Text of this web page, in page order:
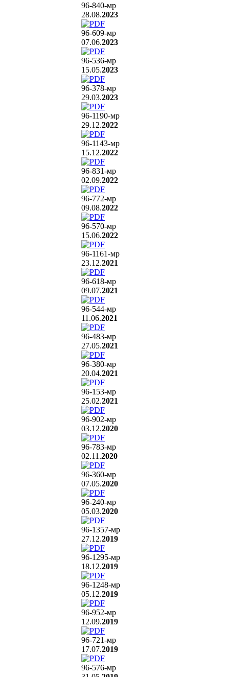
96-840-мр
28.08.2023
96-609-мр
07.06.2023
96-536-мр
15.05.2023
96-378-мр
29.03.2023
96-1190-мр
29.12.2022
96-1143-мр
15.12.2022
96-831-мр
02.09.2022
96-772-мр
09.08.2022
96-570-мр
15.06.2022
96-1161-мр
23.12.2021
96-618-мр
09.07.2021
96-544-мр
11.06.2021
96-483-мр
27.05.2021
96-380-мр
20.04.2021
96-153-мр
25.02.2021
96-902-мр
03.12.2020
96-783-мр
02.11.2020
96-360-мр
07.05.2020
96-240-мр
05.03.2020
96-1357-мр
27.12.2019
96-1295-мр
18.12.2019
96-1248-мр
05.12.2019
96-952-мр
12.09.2019
96-721-мр
17.07.2019
96-576-мр